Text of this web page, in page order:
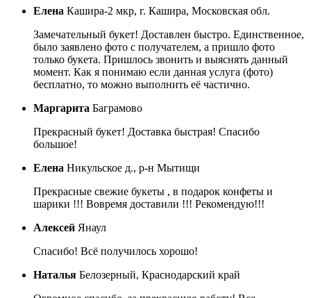
Елена Кашира-2 мкр, г. Кашира, Московская обл.
Замечательный букет! Доставлен быстро. Единственное,
было заявлено фото с получателем, а пришло фото
только букета. Пришлось звонить и выяснять данный
момент. Как я понимаю если данная услуга (фото)
бесплатно, то можно выполнить её частично.
Маргарита Баграмово
Прекрасный букет! Доставка быстрая! Спасибо
большое!
Елена Никульское д., р-н Мытищи
Прекрасные свежие букеты , в подарок конфеты и
шарики !!! Вовремя доставили !!! Рекомендую!!!
Алексей Янаул
Спасибо! Всё получилось хорошо!
Наталья Белозерный, Краснодарский край